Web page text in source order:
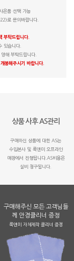
은품 선택 가능
로 문의바랍니다.
부탁드립니다.
있습니다.
해 부탁드립니다.
봉해주시기 바랍니다.
상품 사후 AS관리
구매하신 상품에 대한 AS는
수입본사 및 룩앤미 오프라인
매장에서 진행됩니다.AS비용은
실비 청구됩니다.
구매해주신 모든 고객님들
께 안경클리너 증정
룩앤미 자체제작 클리너 증정